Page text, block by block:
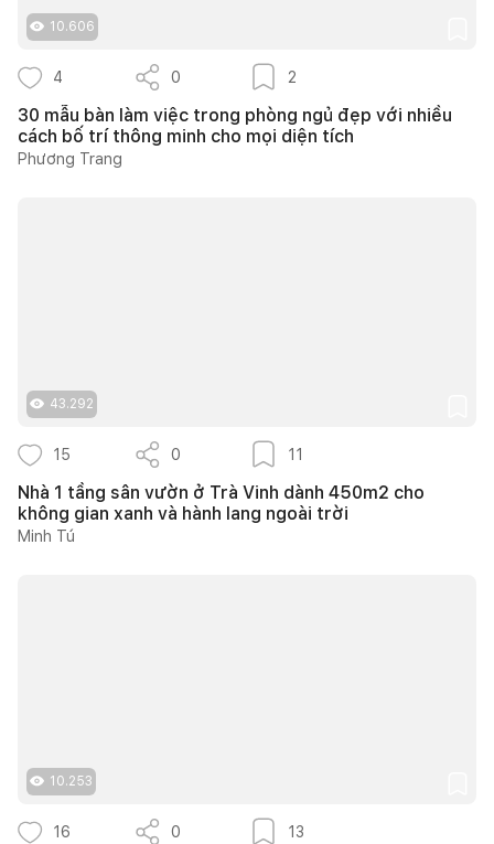
10.606
4 0 2
30 mẫu bàn làm việc trong phòng ngủ đẹp với nhiều
cách bố trí thông minh cho mọi diện tích
Phương Trang
43.292
15 0 11
Nhà 1 tầng sân vườn ở Trà Vinh dành 450m2 cho
không gian xanh và hành lang ngoài trời
Minh Tú
10.253
16 0 13